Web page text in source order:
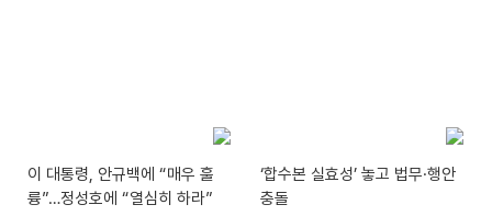
이 대통령, 안규백에 “매우 훌
륭”…정성호에 “열심히 하라”
‘합수본 실효성’ 놓고 법무·행안
충돌